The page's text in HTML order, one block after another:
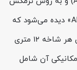
(QST) تولید می‌شود و روی بدنه آن حک «AKS» دیده می‌شود که
نشانه اصالت کارخانه امیرکبیر خزر است. وزن هر شاخه ۱۲ متری
و خواص مکانیکی آن شامل